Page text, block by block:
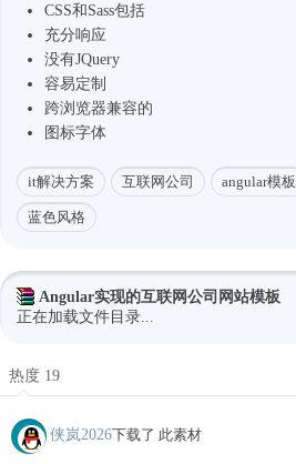
CSS和Sass包括
充分响应
没有JQuery
容易定制
跨浏览器兼容的
图标字体
it解决方案 互联网公司 angular模板
蓝色风格
Angular实现的互联网公司网站模板
正在加载文件目录...
热度 19
侠岚2026下载了 此素材